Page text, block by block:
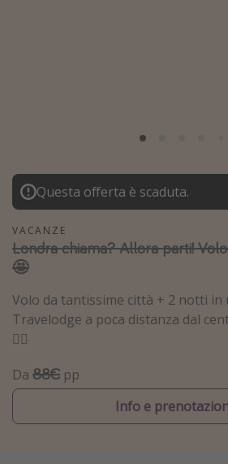
Capo Verde
Tipo di vacanza
Vacanze last minute
Vacanze estate 2026
Vacanze di Pasqua 2026
Vacanze con bambini
Questa offerta è scaduta.
VACANZE
Londra chiama? Allora parti!
🤩
Volo da tantissime città + 2 notti in
Travelodge a poca distanza dal
🏴‍☠️
Da 88€ pp
Info e